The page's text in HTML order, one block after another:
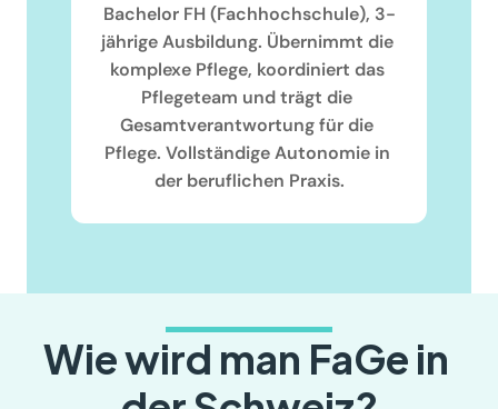
Bachelor FH (Fachhochschule), 3-
jährige Ausbildung. Übernimmt die
komplexe Pflege, koordiniert das
Pflegeteam und trägt die
Gesamtverantwortung für die
Pflege. Vollständige Autonomie in
der beruflichen Praxis.
Wie wird man FaGe in